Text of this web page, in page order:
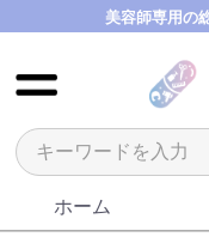
美容師専用の
ホーム